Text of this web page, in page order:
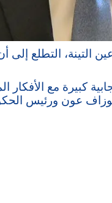
التينة، التطلع
كبيرة مع الأفكار
عون ورئيس